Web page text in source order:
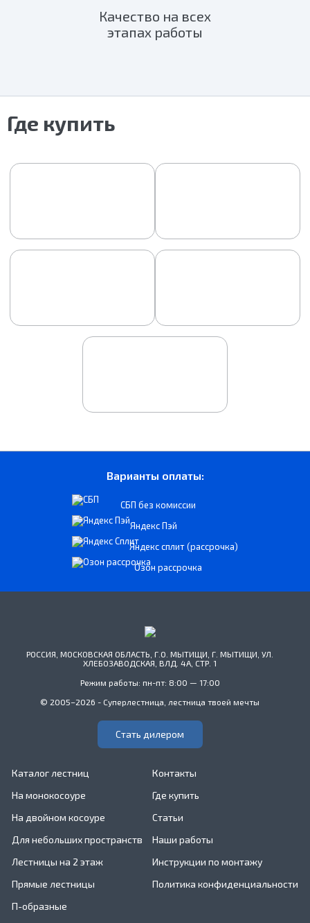
Качество на всех
этапах работы
Где купить
Варианты оплаты:
СБП без комиссии
Яндекс Пэй
Яндекс сплит (рассрочка)
Озон рассрочка
РОССИЯ, МОСКОВСКАЯ ОБЛАСТЬ, Г.О. МЫТИЩИ, Г. МЫТИЩИ, УЛ.
ХЛЕБОЗАВОДСКАЯ, ВЛД. 4А, СТР. 1
Режим работы: пн-пт: 8:00 — 17:00
© 2005–2026 - Суперлестница, лестница твоей мечты
Стать дилером
Каталог лестниц
На монокосоуре
На двойном косоуре
Для небольших пространств
Лестницы на 2 этаж
Прямые лестницы
П-образные
Контакты
Где купить
Статьи
Наши работы
Инструкции по монтажу
Политика конфиденциальности